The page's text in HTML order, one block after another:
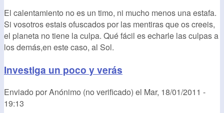
El calentamiento no es un timo, ni mucho menos una estafa.
Si vosotros estais ofuscados por las mentiras que os creeis,
el planeta no tiene la culpa. Qué fácil es echarle las culpas a
los demás,en este caso, al Sol.
Investiga un poco y verás
Enviado porAnónimo (no verificado) el Mar, 18/01/2011 -
19:13